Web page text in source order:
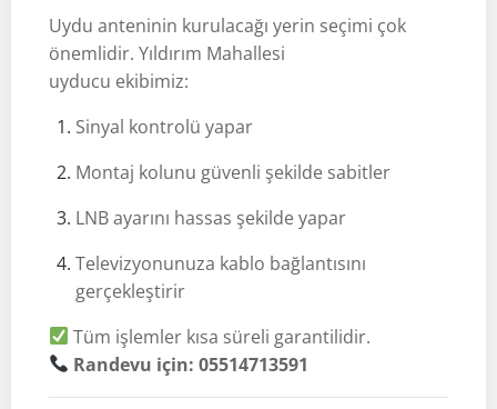
Uydu anteninin kurulacağı yerin seçimi çok
önemlidir. Yıldırım Mahallesi
uyducu ekibimiz:
Sinyal kontrolü yapar
Montaj kolunu güvenli şekilde sabitler
LNB ayarını hassas şekilde yapar
Televizyonunuza kablo bağlantısını
gerçekleştirir
Tüm işlemler kısa süreli garantilidir.
Randevu için: 05514713591